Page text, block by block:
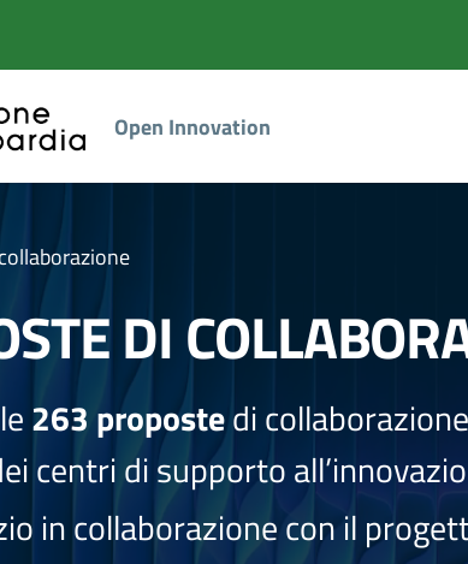
Open Innovation
DI
263 propostedi
centri di supporto
in collaborazione con il